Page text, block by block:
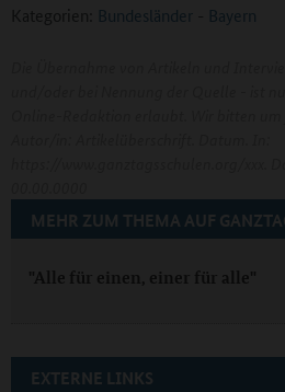
Kategorien: Bundesländer - Bayern
MEHR ZUM THEMA AUF
"Alle für einen, einer für alle"
EXTERNE LINKS